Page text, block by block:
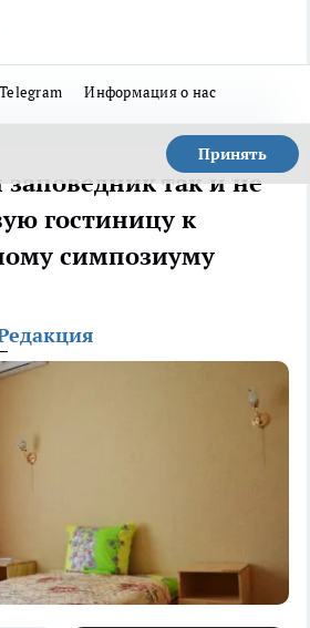
Информация о нас
Принять
так и не
гостиницу к
симпозиуму